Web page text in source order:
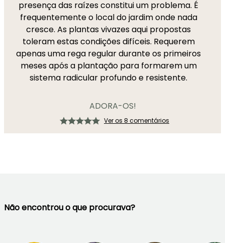
presença das raízes constitui um problema. É
frequentemente o local do jardim onde nada
cresce. As plantas vivazes aqui propostas
toleram estas condições difíceis. Requerem
apenas uma rega regular durante os primeiros
meses após a plantação para formarem um
sistema radicular profundo e resistente.
ADORA-OS!
Ver os 8 comentários
Não encontrou o que procurava?